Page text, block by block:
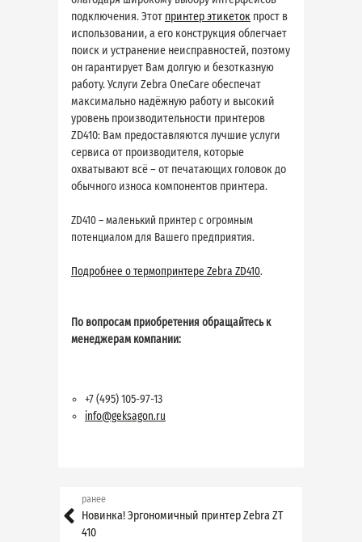
подключения. Этот принтер этикеток прост в
использовании, а его конструкция облегчает
поиск и устранение неисправностей, поэтому
он гарантирует Вам долгую и безотказную
работу. Услуги Zebra OneCare обеспечат
максимально надёжную работу и высокий
уровень производительности принтеров
ZD410: Вам предоставляются лучшие услуги
сервиса от производителя, которые
охватывают всё – от печатающих головок до
обычного износа компонентов принтера.
ZD410 – маленький принтер с огромным
потенциалом для Вашего предприятия.
Подробнее о термопринтере Zebra ZD410.
По вопросам приобретения обращайтесь к
менеджерам компании:
+7 (495) 105-97-13
info@geksagon.ru
ранее
Новинка! Эргономичный принтер Zebra ZT
410